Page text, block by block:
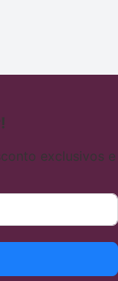
exclusivos e